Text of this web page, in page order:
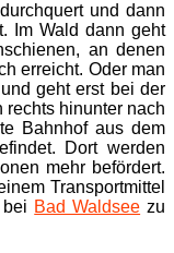
und dann
Im Wald dann geht
an denen
erreicht. Oder man
geht erst bei der
hinunter nach
Bahnhof aus dem
Dort werden
mehr befördert.
Transportmittel
Bad Waldsee zu